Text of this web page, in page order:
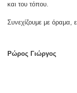
και του τόπου.
Συνεχίζουμε με όραμα,
Ρώρος Γιώργος